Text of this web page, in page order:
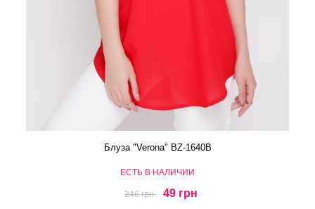
Блуза "Verona" BZ-1640B
ЕСТЬ В НАЛИЧИИ
246 грн 49 грн